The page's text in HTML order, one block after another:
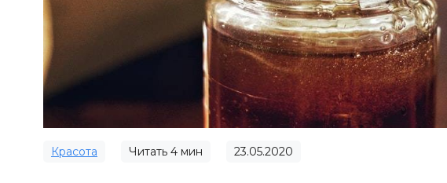
Красота Читать 4 мин 23.05.2020